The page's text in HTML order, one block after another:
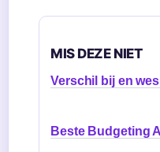
MIS DEZE NIET
Verschil bij en
Beste Budgeting